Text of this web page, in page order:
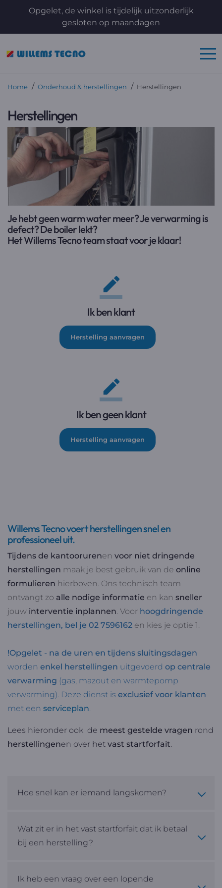
Opgelet, de winkel is tijdelijk uitzonderlijk
gesloten op maandagen
Home / Onderhoud & herstellingen / Herstellingen
Herstellingen
Je hebt geen warm water meer? Je verwarming is
defect? De boiler lekt?
Het Willems Tecno team staat voor je klaar!
Ik ben klant
Herstelling aanvragen
Ik ben geen klant
Herstelling aanvragen
Willems Tecno voert herstellingen snel en
professioneel uit.
Tijdens de kantoorurenen voor niet dringende
herstellingen maak je best gebruik van de online
formulieren hierboven. Ons technisch team
ontvangt zo alle nodige informatie en kan sneller
jouw interventie inplannen. Voor hoogdringende
herstellingen, bel je 02 7596162 en kies je optie 1.
!Opgelet - na de uren en tijdens sluitingsdagen
worden enkel herstellingen uitgevoerd op centrale
verwarming (gas, mazout en warmtepomp
verwarming). Deze dienst is exclusief voor klanten
met een serviceplan.
Lees hieronder ook de meest gestelde vragen rond
herstellingenen over het vast startforfait.
Hoe snel kan er iemand langskomen?
Wat zit er in het vast startforfait dat ik betaal
bij een herstelling?
Ik heb een vraag over een lopende